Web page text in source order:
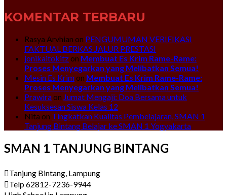
KOMENTAR TERBARU
Rasya Arvhian on PENGUMUMAN VERIFIKASI
FAKTUAL BERKAS JALUR PRESTASI
jonikaitokitzon Membuat Es Krim Rame-Rame:
Proses Menyegarkan yang Melibatkan Semua!
Mesin Es Krimon Membuat Es Krim Rame-Rame:
Proses Menyegarkan yang Melibatkan Semua!
Prawiraon Jumat Mengaji: Doa Bersama untuk
Kesuksesan Siswa Kelas 12
Nita on Tingkatkan Kualitas Pembelajaran, SMAN 1
Tanjung Bintang Belajar ke SMAN 1 Yogyakarta
SMAN 1 TANJUNG BINTANG
Tanjung Bintang, Lampung
Telp 62812-7236-9944